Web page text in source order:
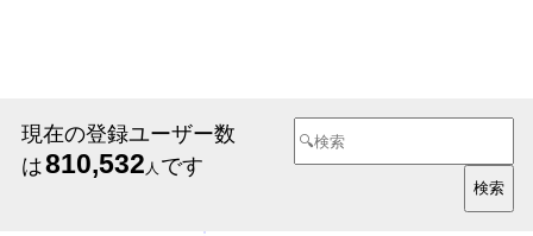
現在の登録ユーザー数
は810,532 人 です